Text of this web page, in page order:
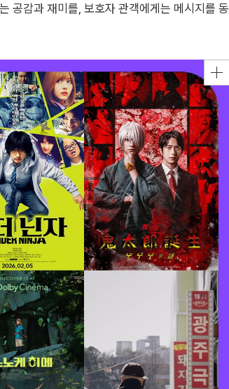
공감과 재미를, 보호자 관객에게는 메시지를 동